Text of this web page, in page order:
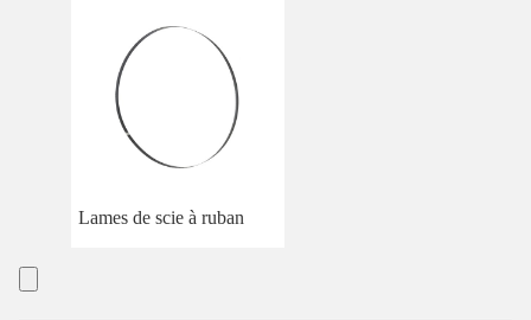
Lames de scie à ruban